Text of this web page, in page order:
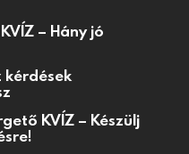
– Hány jó
kérdések
KVÍZ – Készülj